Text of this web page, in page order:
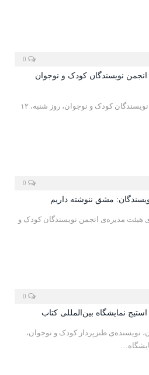
نویسندگان کودک و نوجوان
اولین نشست «مهمانی» انجمن نویسندگان کودک و نوجوان، روز شنبه، ۱۲
مشق ننوشته داریم
هیئت مدیره‌ی انجمن نویسندگان کودک و
نمایشگاه بین‌المللی کتاب
داود امیریان، نویسنده‌ی طنزپرداز کودک و نوجوان،